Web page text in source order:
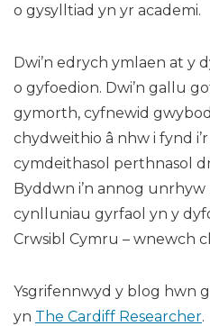
o gysylltiad yn yr academi.
Dwi’n edrych ymlaen at y
o gyfoedion. Dwi’n gallu
gymorth, cyfnewid
chydweithio â nhw i fynd
cymdeithasol perthnasol
Byddwn i’n annog unrhyw
cynlluniau gyrfaol yn y
Crwsibl Cymru – wnewch
Ysgrifennwyd y blog hwn
yn The Cardiff Researcher.